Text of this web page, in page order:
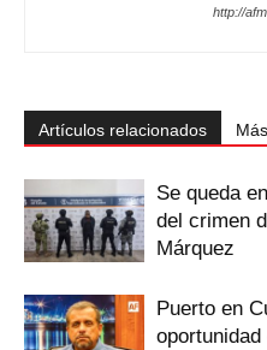
http://
Artículos relacionados
Se queda
del crimen
Márquez
Puerto en